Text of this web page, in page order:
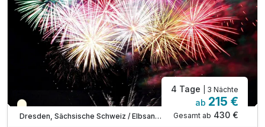
Saisonal verfügbar
Dresden, Sächsische Schweiz / Elbsandsteingebirge
4 Tage | 3 Nächte
ab 215 €
Gesamt ab 430 €